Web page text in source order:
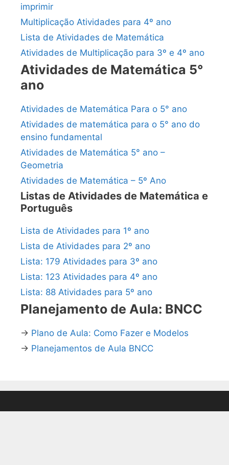
imprimir
Multiplicação Atividades para 4º ano
Lista de Atividades de Matemática
Atividades de Multiplicação para 3º e 4º ano
Atividades de Matemática 5°
ano
Atividades de Matemática Para o 5° ano
Atividades de matemática para o 5° ano do
ensino fundamental
Atividades de Matemática 5° ano –
Geometria
Atividades de Matemática – 5º Ano
Listas de Atividades de Matemática e
Português
Lista de Atividades para 1º ano
Lista de Atividades para 2º ano
Lista: 179 Atividades para 3º ano
Lista: 123 Atividades para 4º ano
Lista: 88 Atividades para 5º ano
Planejamento de Aula: BNCC
→ Plano de Aula: Como Fazer e Modelos
→ Planejamentos de Aula BNCC